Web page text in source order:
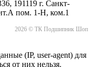
191119 г. Санкт-
пом. 1-Н, ком.1
2026 © ТК Подшипник Шоп
(IP, user-agent) для
от них нельзя.